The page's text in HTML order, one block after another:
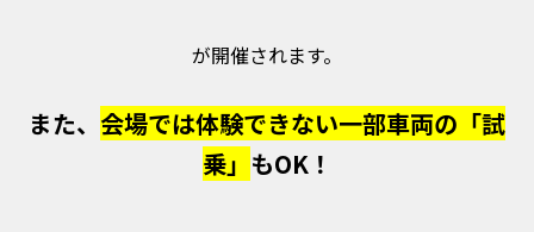
が開催されます。
また、 会場では体験できない一部車両の「試
乗」 もOK！